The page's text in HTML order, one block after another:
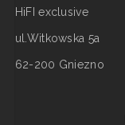
HiFI exclusive
ul.Witkowska 5a
62-200 Gniezno